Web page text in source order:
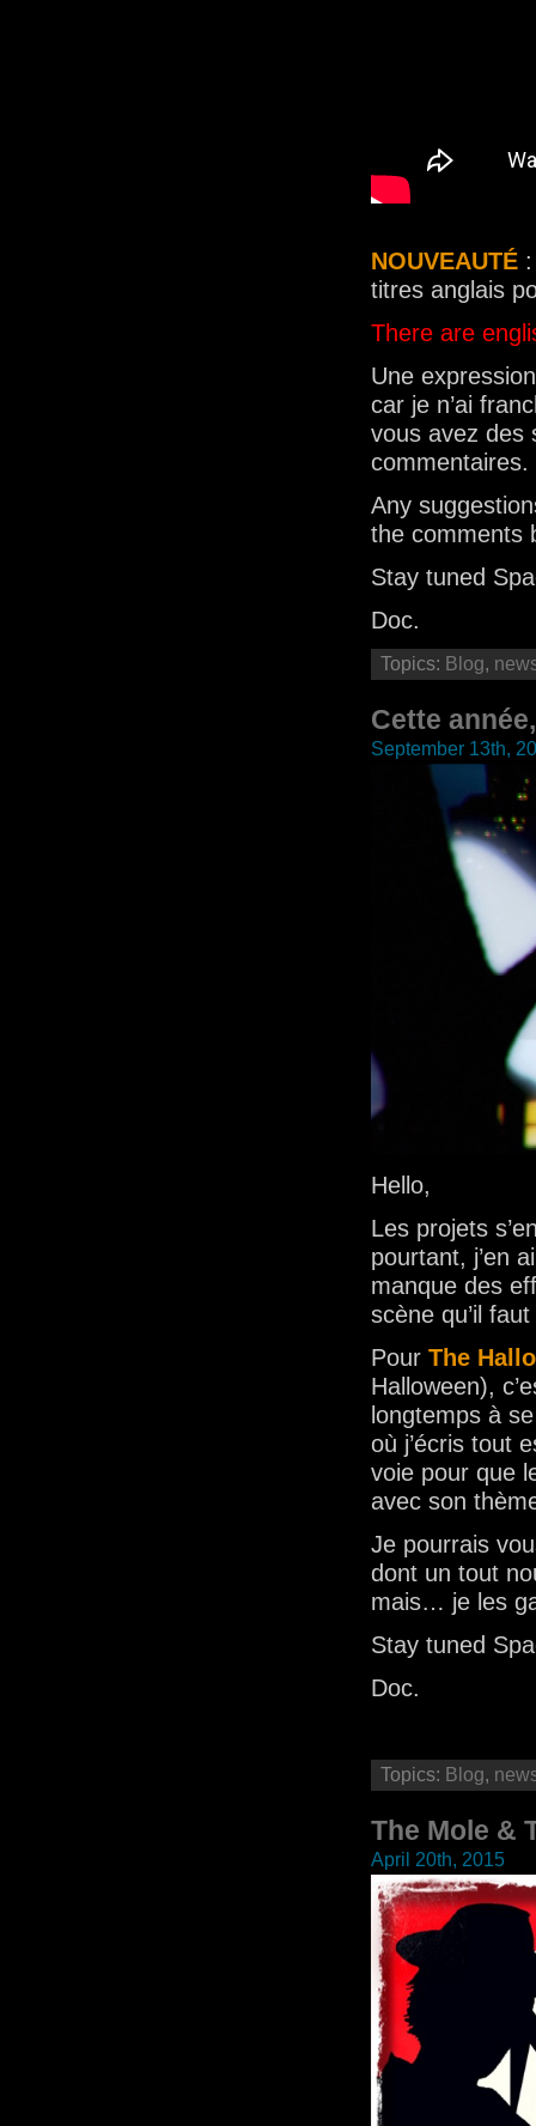
NOUVEAUTÉ
titres anglais
There are
Une
car je n’ai
vous avez des
commentaires.
Any
the comments
Stay tuned
Doc.
Topics: Blog,
Cette
September 13th,
Hello,
Les projets
pourtant, j’en
manque des
scène qu’il
Pour The
Halloween),
longtemps à
où j’écris tout
voie pour que
avec son
Je pourrais
dont un tout
mais… je les
Stay tuned
Doc.
Topics: Blog,
The Mole &
April 20th, 2015